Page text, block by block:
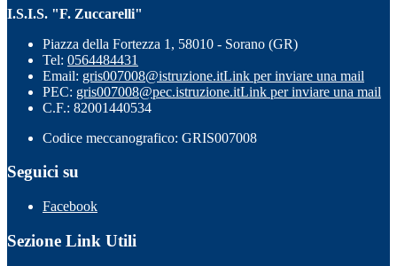
I.S.I.S. "F. Zuccarelli"
Piazza della Fortezza 1, 58010 - Sorano (GR)
Tel: 0564484431
Email: gris007008@istruzione.itLink per inviare una mail
PEC: gris007008@pec.istruzione.itLink per inviare una mail
C.F.: 82001440534
Codice meccanografico: GRIS007008
Seguici su
Facebook
Sezione Link Utili